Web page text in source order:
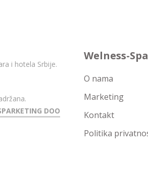
i hotela Srbije.
DOO
Welness-Spa
O nama
Marketing
Kontakt
Politika